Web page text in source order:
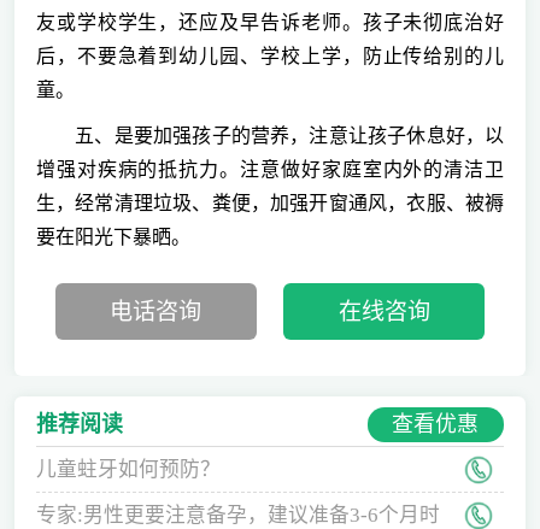
友或学校学生，还应及早告诉老师。孩子未彻底治好
后，不要急着到幼儿园、学校上学，防止传给别的儿
童。
五、是要加强孩子的营养，注意让孩子休息好，以
增强对疾病的抵抗力。注意做好家庭室内外的清洁卫
生，经常清理垃圾、粪便，加强开窗通风，衣服、被褥
要在阳光下暴晒。
电话咨询 在线咨询
推荐阅读 查看优惠
儿童蛀牙如何预防？
专家:男性更要注意备孕，建议准备3-6个月时